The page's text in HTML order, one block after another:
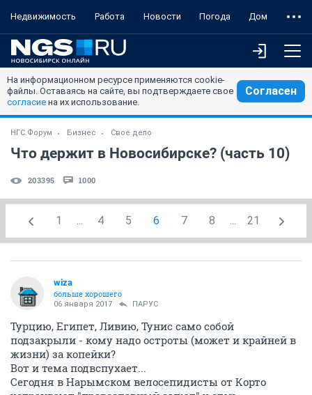
Недвижимость Работа Новости Погода Дом
На информационном ресурсе применяются cookie-
файлы. Оставаясь на сайте, вы подтверждаете свое
согласие на их использование.
Согласен
НГС.Форум Бизнес Свое дело
Что держит в Новосибирске? (часть 10)
203395 1000
1 ... 4 5 6 7 8 ... 21
wiza
больше хорошего
06 января 2017 ПАРУС
Турцию, Египет, Ливию, Тунис само собой
подзакрыли - кому надо остроты (может и крайней в
жизни) за копейки?
Вот и тема подвспухает...
Сегодня в Нарымском велосепидисты от Корто